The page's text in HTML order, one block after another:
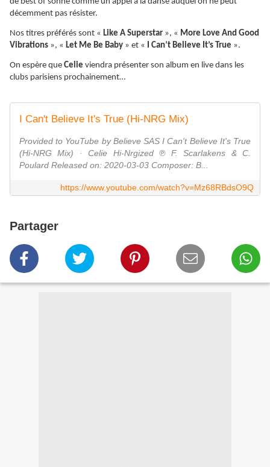
décemment pas résister.
Nos titres préférés sont « Like A Superstar », « More Love And Good
Vibrations », « Let Me Be Baby » et « I Can’t Believe It’s True ».
On espère que Celie viendra présenter son album en live dans les
clubs parisiens prochainement…
I Can't Believe It's True (Hi-NRG Mix)
Provided to YouTube by Believe SAS I Can't Believe It's True
(Hi-NRG Mix) · Celie Hi-Nrgized ℗ F. Scarlakens & C.
Poulard Released on: 2020-03-03 Composer: B...
https://www.youtube.com/watch?v=Mz68RBdsO9Q
Partager